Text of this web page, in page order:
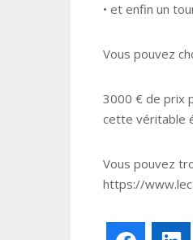
• et enfin un
Vous pouvez
3000 € de prix
cette véritable
Vous pouvez
https://